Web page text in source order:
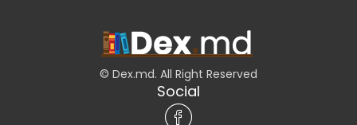
© Dex.md. All Right Reserved
Social